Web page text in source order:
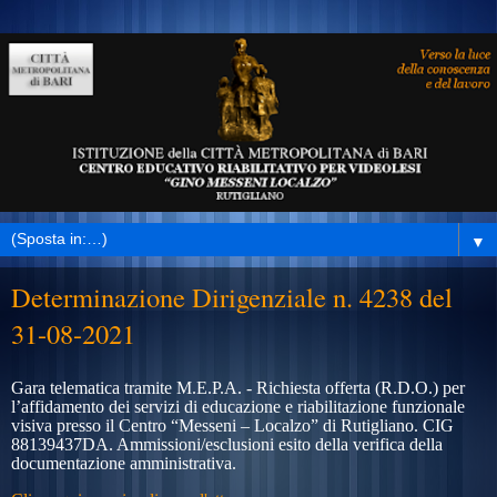
▼
Determinazione Dirigenziale n. 4238 del
31-08-2021
Gara telematica tramite M.E.P.A. - Richiesta offerta (R.D.O.) per
l’affidamento dei servizi di educazione e riabilitazione funzionale
visiva presso il Centro “Messeni – Localzo” di Rutigliano. CIG
88139437DA. Ammissioni/esclusioni esito della verifica della
documentazione amministrativa.